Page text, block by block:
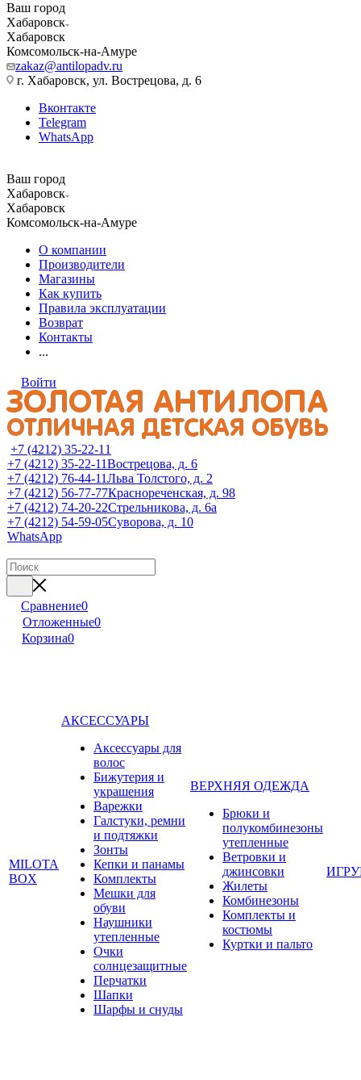
Ваш город
Хабаровск
Хабаровск
Комсомольск-на-Амуре
zakaz@antilopadv.ru
г. Хабаровск, ул. Вострецова, д. 6
Вконтакте
Telegram
WhatsApp
Ваш город
Хабаровск
Хабаровск
Комсомольск-на-Амуре
О компании
Производители
Магазины
Как купить
Правила эксплуатации
Возврат
Контакты
...
Войти
+7 (4212) 35-22-11
+7 (4212) 35-22-11Вострецова, д. 6
+7 (4212) 76-44-11Льва Толстого, д. 2
+7 (4212) 56-77-77Краснореченская, д. 98
+7 (4212) 74-20-22Стрельникова, д. 6а
+7 (4212) 54-59-05Суворова, д. 10
WhatsApp
Сравнение0
Отложенные0
Корзина0
MILOTA
BOX
АКСЕССУАРЫ
Аксессуары для
волос
Бижутерия и
украшения
Варежки
Галстуки, ремни
и подтяжки
Зонты
Кепки и панамы
Комплекты
Мешки для
обуви
Наушники
утепленные
Очки
солнцезащитные
Перчатки
Шапки
Шарфы и снуды
ВЕРХНЯЯ ОДЕЖДА
Брюки и
полукомбинезоны
утепленные
Ветровки и
джинсовки
Жилеты
Комбинезоны
Комплекты и
костюмы
Куртки и пальто